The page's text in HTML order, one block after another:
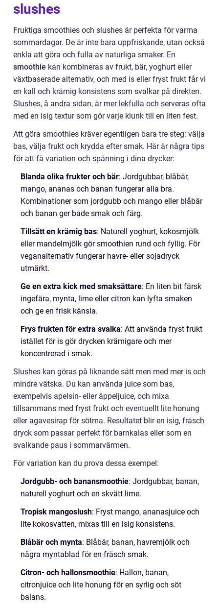
slushes
Fruktiga smoothies och slushes är perfekta för varma
sommardagar. De är inte bara uppfriskande, utan också
enkla att göra och fulla av naturliga smaker. En
smoothie kan kombineras av frukt, bär, yoghurt eller
växtbaserade alternativ, och med is eller fryst frukt får vi
en kall och krämig konsistens som svalkar på direkten.
Slushes, å andra sidan, är mer lekfulla och serveras ofta
med en isig textur som gör varje klunk till en liten fest.
Att göra smoothies kräver egentligen bara tre steg: välja
bas, välja frukt och krydda efter smak. Här är några tips
för att få variation och spänning i dina drycker:
Blanda olika frukter och bär: Jordgubbar, blåbär,
mango, ananas och banan fungerar alla bra.
Kombinationer som jordgubb och mango eller blåbär
och banan ger både smak och färg.
Tillsätt en krämig bas: Naturell yoghurt, kokosmjölk
eller mandelmjölk gör smoothien rund och fyllig. För
veganalternativ fungerar havre- eller sojadryck
utmärkt.
Ge en extra kick med smaksättare: En liten bit färsk
ingefära, mynta, lime eller citron kan lyfta smaken
och ge en frisk känsla.
Frys frukten för extra svalka: Att använda fryst frukt
istället för is gör drycken krämigare och mer
koncentrerad i smak.
Slushes kan göras på liknande sätt men med mer is och
mindre vätska. Du kan använda juice som bas,
exempelvis apelsin- eller äppeljuice, och mixa
tillsammans med fryst frukt och eventuellt lite honung
eller agavesirap för sötma. Resultatet blir en isig, fräsch
dryck som passar perfekt för barnkalas eller som en
svalkande paus i sommarvärmen.
För variation kan du prova dessa exempel:
Jordgubb- och banansmoothie: Jordgubbar, banan,
naturell yoghurt och en skvätt lime.
Tropisk mangoslush: Fryst mango, ananasjuice och
lite kokosvatten, mixas till en isig konsistens.
Blåbär och mynta: Blåbär, banan, havremjölk och
några myntablad för en fräsch smak.
Citron- och hallonsmoothie: Hallon, banan,
citronjuice och lite honung för en syrlig och söt
balans.